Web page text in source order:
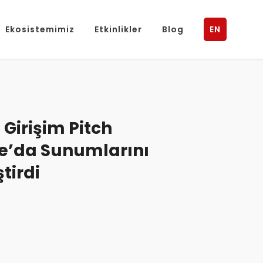
Ekosistemimiz Etkinlikler Blog EN
Pitch
Sunumlarını